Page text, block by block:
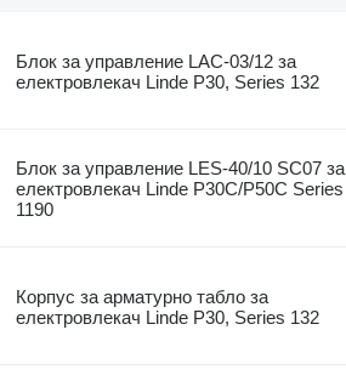
Блок за управление LAC-03/12 за
електровлекач Linde P30, Series 132
Блок за управление LES-40/10 SC07 за
електровлекач Linde P30C/P50C Series
1190
Корпус за арматурно табло за
електровлекач Linde P30, Series 132